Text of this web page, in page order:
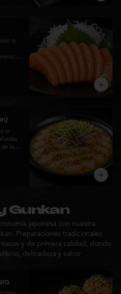
o
o
la
y
Gunkan
japonesa con nuestra
Preparaciones tradicionales
y de primera calidad, donde
delicadeza y sabor